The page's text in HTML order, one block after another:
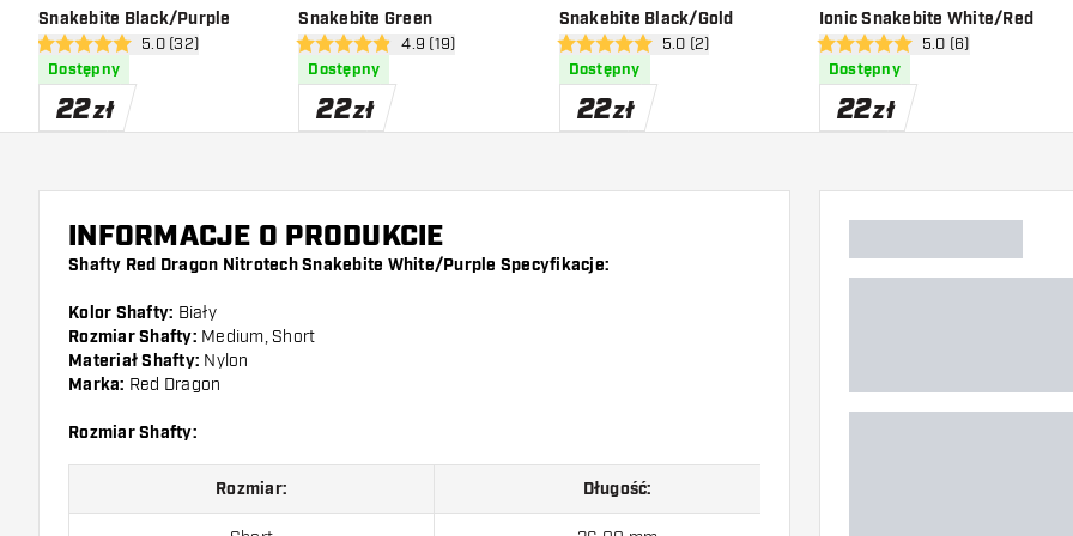
Snakebite Black/Purple
otwórz panel recenzji
5 gwiazdki oceny5.0 (32)
Dostępny
22zł
Snakebite Green
otwórz panel recenzji
4.9 gwiazdki oceny
4.9 (19)
Dostępny
22zł
Snakebite Black/Gold
otwórz panel recenzji
5 gwiazdki oceny5.0 (2)
Dostępny
22zł
Ionic Snakebite White/Red
otwórz panel recenzji
5 gwiazdki oceny5.0 (6)
Dostępny
22zł
INFORMACJE O PRODUKCIE
Shafty Red Dragon Nitrotech Snakebite White/Purple Specyfikacje:
Kolor Shafty: Biały
Rozmiar Shafty: Medium, Short
Materiał Shafty: Nylon
Marka: Red Dragon
Rozmiar Shafty:
Rozmiar: Długość: